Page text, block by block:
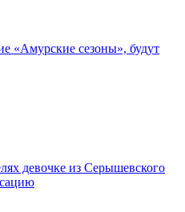
«Амурские сезоны», будут
девочке из Серышевского